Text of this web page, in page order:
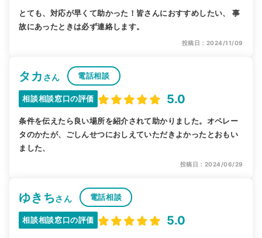
とても、対応が早くて助かった！皆さんにおすすめしたい、 事
故にあったときは必ず連絡します。
投稿日：2024/11/09
タカ さん 電話相談
相談相談窓口の評価 5.0
条件を伝えたら良い場所を紹介されて助かりました。オペレー
タのかたが、ごしんせつにおしえていただきよかったとおもい
ました、
投稿日：2024/06/29
ゆきちさん 電話相談
相談相談窓口の評価 5.0